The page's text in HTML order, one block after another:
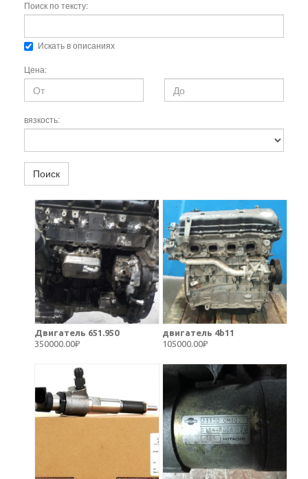
Поиск по тексту:
Искать в описаниях
Цена:
вязкость:
Поиск
Двигатель 651.950
350000.00₽
двигатель 4b11
105000.00₽